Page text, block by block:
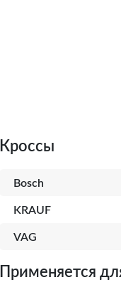
Кроссы
Bosch
KRAUF
VAG
Применяется